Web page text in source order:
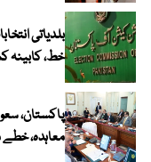
بلدیاتی
خط، کابینہ
پاکستان،
معاہدہ، خطے